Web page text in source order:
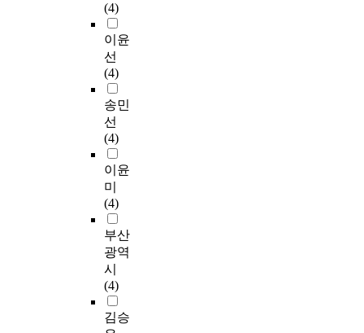
(4)
이윤
선
(4)
송민
선
(4)
이윤
미
(4)
부산
광역
시
(4)
김승